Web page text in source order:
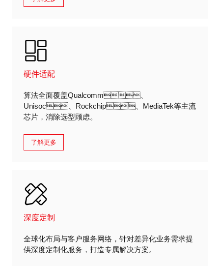
硬件适配
算法全面覆盖Qualcomm、
Unisoc、Rockchip、MediaTek等主流
芯片，消除选型顾虑。
了解更多
深度定制
全球化布局与客户服务网络，针对差异化业务需求提
供深度定制化服务，打造专属解决方案。